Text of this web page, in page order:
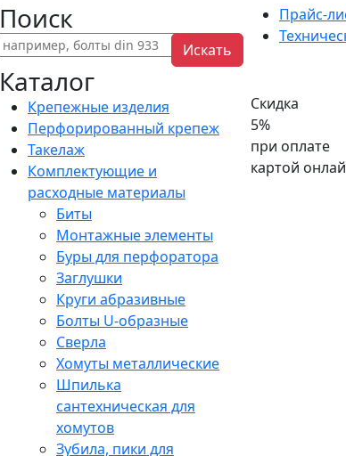
Поиск
Искать
Каталог
Крепежные изделия
Перфорированный крепеж
Такелаж
Комплектующие и
расходные материалы
Биты
Монтажные элементы
Буры для перфоратора
Заглушки
Круги абразивные
Болты U-образные
Сверла
Хомуты металлические
Шпилька
сантехническая для
хомутов
Зубила, пики для
Прайс-
Скидка
5%
при оплате
картой